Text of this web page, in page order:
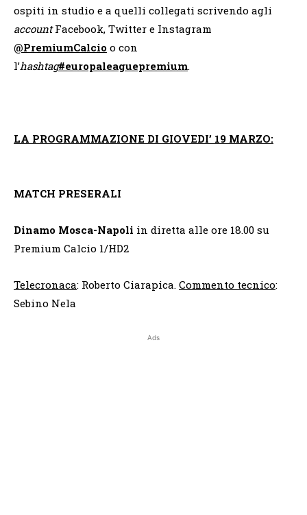
ospiti in studio e a quelli collegati scrivendo agli
accountFacebook, Twitter e Instagram
@PremiumCalcio o con
l’hashtag#europaleaguepremium.
LA PROGRAMMAZIONE DI GIOVEDI’ 19 MARZO:
MATCH PRESERALI
Dinamo Mosca-Napoli in diretta alle ore 18.00 su
Premium Calcio 1/HD2
Telecronaca: Roberto Ciarapica. Commento tecnico:
Sebino Nela
Ads